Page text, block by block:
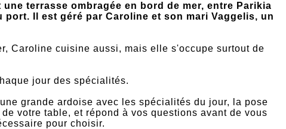
terrasse ombragée en bord de mer, entre Parikia
port. Il est géré par Caroline et son mari Vaggelis, un
Caroline cuisine aussi, mais elle s'occupe surtout de
jour des spécialités.
grande ardoise avec les spécialités du jour, la pose
votre table, et répond à vos questions avant de vous
pour choisir.